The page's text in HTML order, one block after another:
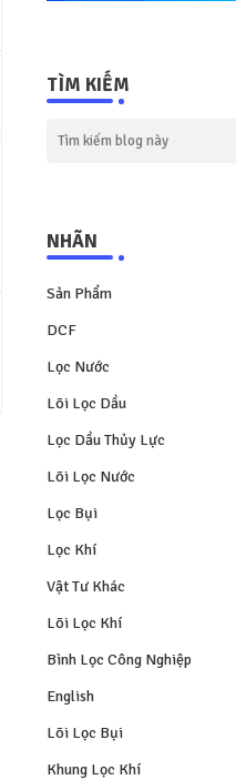
TÌM KIẾM
NHÃN
Sản Phẩm
DCF
Lọc Nước
Lõi Lọc Dầu
Lọc Dầu Thủy Lực
Lõi Lọc Nước
Lọc Bụi
Lọc Khí
Vật Tư Khác
Lõi Lọc Khí
Bình Lọc Công Nghiệp
English
Lõi Lọc Bụi
Khung Lọc Khí